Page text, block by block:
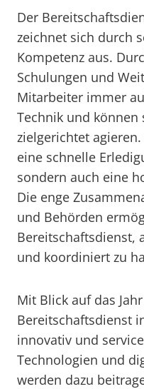
Der
zeichnet sich durch
Kompetenz aus.
Schulungen und
Mitarbeiter immer
Technik und können
zielgerichtet
eine schnelle
sondern auch eine
Die enge
und Behörden
Bereitschaftsdienst,
und koordiniert zu
Mit Blick auf das
Bereitschaftsdienst
innovativ und
Technologien und
werden dazu